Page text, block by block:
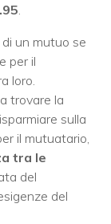
un mutuo se
per il
loro.
trovare la
sulla
il mutuatario,
tra le
del
del